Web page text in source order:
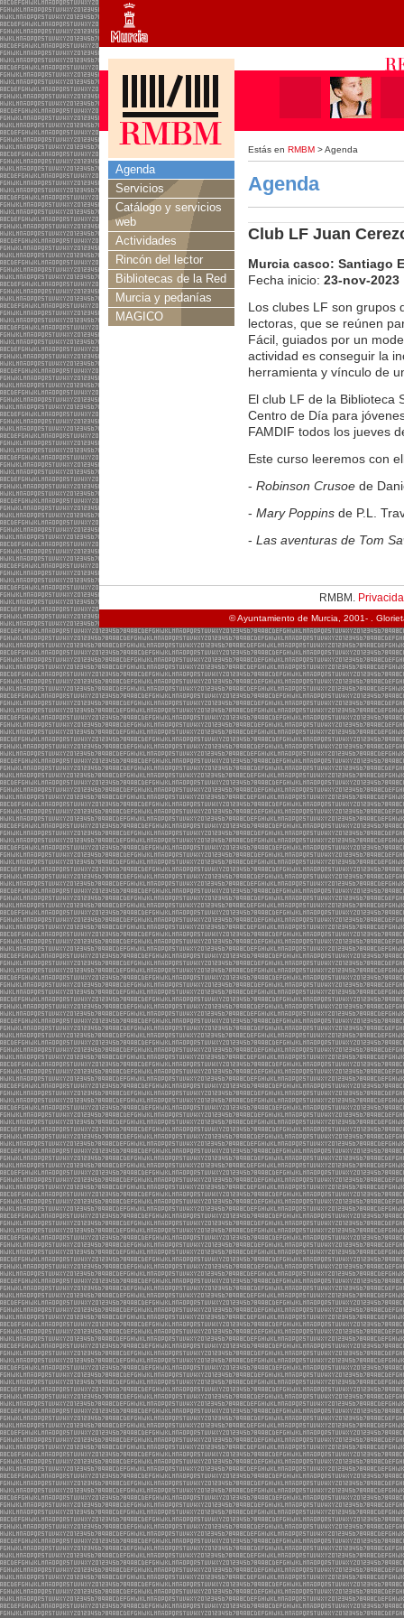
Estás en RMBM > Agenda
Agenda
Servicios
Catálogo y servicios
web
Actividades
Rincón del lector
Bibliotecas de la Red
Murcia y pedanías
MAGICO
Agenda
Club LF Juan
Murcia casco: Santiago
Fecha inicio: 23-nov-2023
Los clubes LF son grupos
lectoras, que se reúnen
Fácil, guiados por un
actividad es conseguir la
herramienta y vínculo de
El club LF de la Biblioteca
Centro de Día para
FAMDIF todos los jueves
Este curso leeremos con
- Robinson Crusoe de
- Mary Poppins de P.L.
- Las aventuras de Tom
RMBM.
© Ayuntamiento de Murcia, 2001- .